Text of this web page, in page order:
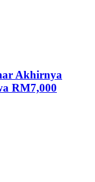
Akhirnya
RM7,000